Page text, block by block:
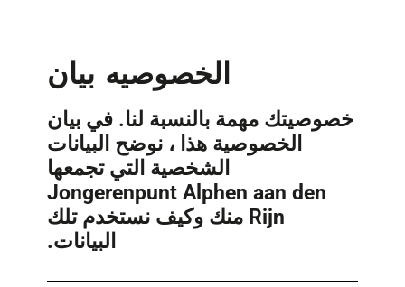
الخصوصيه بيان
خصوصيتك مهمة بالنسبة لنا. في بيان
الخصوصية هذا ، نوضح البيانات
الشخصية التي تجمعها
Jongerenpunt Alphen aan den
Rijn منك وكيف نستخدم تلك
البيانات.